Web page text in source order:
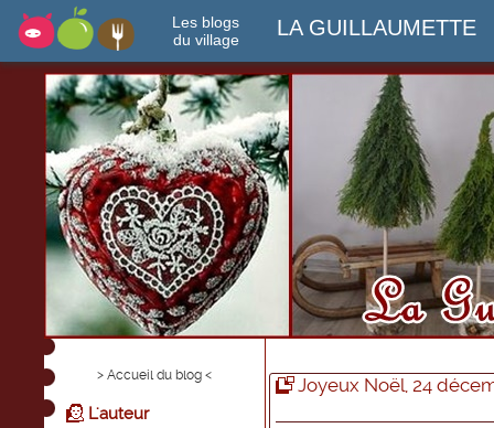
Les blogs
du village
LA GUILLAUMETTE
> Accueil du blog <
L'auteur
Joyeux Noël, 24